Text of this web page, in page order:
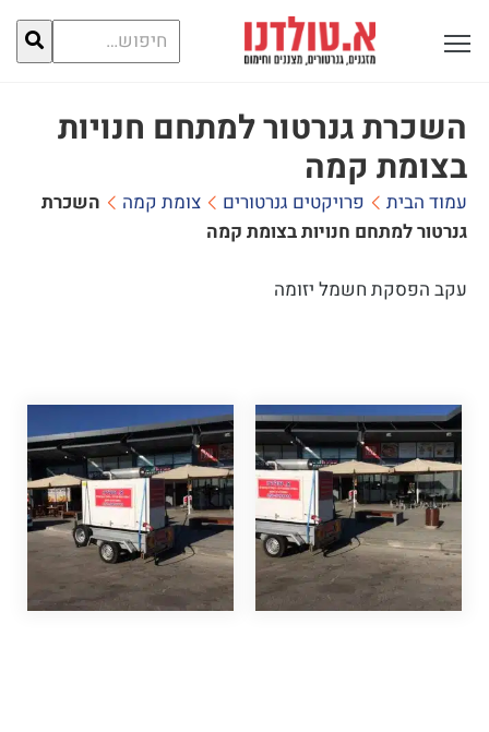
חיפוש
עבור:
פתח תפריט ראשי לתצוגה
השכרת גנרטור למתחם חנויות
בצומת קמה
עמוד הבית פרויקטים גנרטורים צומת קמה
השכרת
גנרטור למתחם חנויות בצומת קמה
עקב הפסקת חשמל יזומה